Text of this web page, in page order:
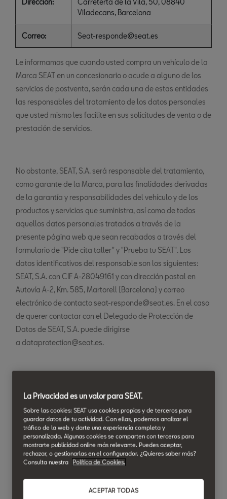
Dirección:
Carreterta de la Vila, 50, 08840
Viladecans, Barcelona
Correo: Seat-responde@seat.es
Le informamos que cuando usted compra un vehículo de la
Marca SEAT en un concesionario o acude a alguno de los
servicios de postventa, serán cada una de estas entidades
las responsables del tratamiento de los datos personales
que usted mismo les facilite en sus solicitudes de venta o de
prestación de servicios.
No obstante, SEAT, S.A. será responsable del tratamiento,
como garante de la Marca, para las finalidades derivadas
de la garantía y responsabilidades del vehículo y de los
productos y servicios que suministra, así como de todos
aquellos datos personales tratados a través de la
presente página web que sean recabados a través del
formulario de "Pide cita taller" y "Prueba tu SEAT". Los
datos identificativos del responsable son los siguientes:
SEAT, S.A. con CIF A-28049161 y con dirección postal en
Autovía A-2, Km. 585, Martorell (Barcelona) y correo
electrónico de contacto seat-responde@seat.es. En el caso
de querer contactar con el Delegado de Protección de
Datos de SEAT, S.A. puede dirigirse
a dataprotection@seat.es.
sus datos? y ¿cuál es la
legitimación para su
tratamiento?
Finalidades y legitimación de los tratamientos
llevados a cabo desde la presente página web y otros
Concesionario/Servicio Autorizado:
La Privacidad es un valor para SEAT.
Sobre las cookies: SEAT usa cookies propias y de terceros para
guardar datos de tu actividad. Con ellas, podemos analizar el
tráfico de la web y darte una experiencia completa y
personalizada. Algunas cookies se comparten con terceros para
mostrarte publicidad online más relevante. Puedes aceptar,
rechazar, o gestionarlas en el configurador. ¿Quieres saber más?
Consulta nuestra
Política de Cookies.
ACEPTAR TODAS